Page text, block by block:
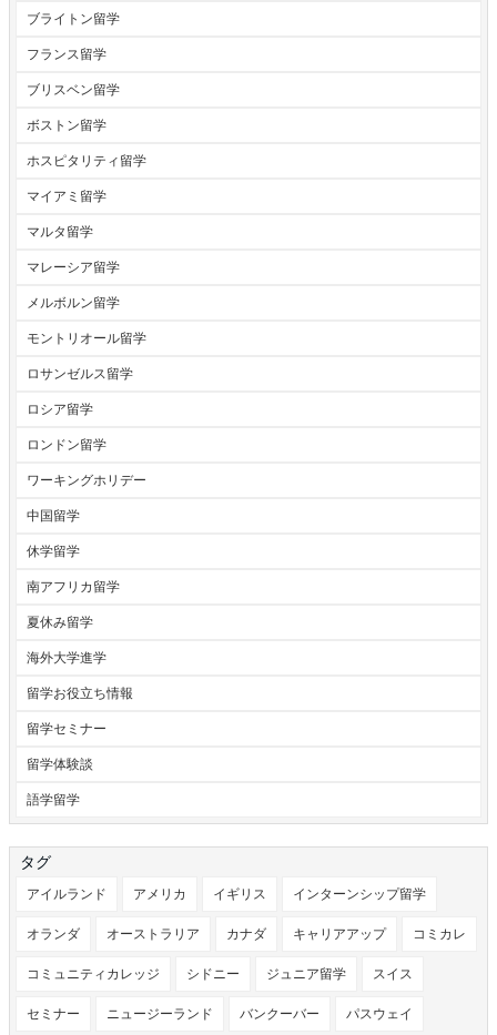
ブライトン留学
フランス留学
ブリスベン留学
ボストン留学
ホスピタリティ留学
マイアミ留学
マルタ留学
マレーシア留学
メルボルン留学
モントリオール留学
ロサンゼルス留学
ロシア留学
ロンドン留学
ワーキングホリデー
中国留学
休学留学
南アフリカ留学
夏休み留学
海外大学進学
留学お役立ち情報
留学セミナー
留学体験談
語学留学
タグ
アイルランド アメリカ イギリス インターンシップ留学
オランダ オーストラリア カナダ キャリアアップ コミカレ
コミュニティカレッジ シドニー ジュニア留学 スイス
セミナー ニュージーランド バンクーバー パスウェイ